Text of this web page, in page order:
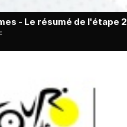
- Le résumé de l'étape 2